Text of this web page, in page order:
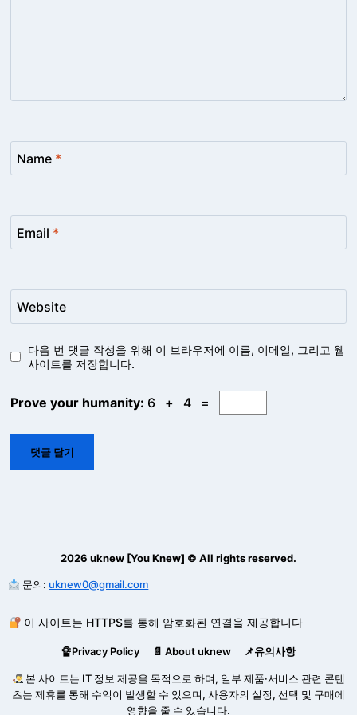
Name *
Email *
Website
다음 번 댓글 작성을 위해 이 브라우저에 이름, 이메일, 그리고 웹
사이트를 저장합니다.
Prove your humanity: 6 + 4 =
2026 uknew [You Knew] © All rights reserved.
문의: uknew0@gmail.com
이 사이트는 HTTPS를 통해 암호화된 연결을 제공합니다
🔏Privacy Policy 📄 About uknew 📌유의사항
본 사이트는 IT 정보 제공을 목적으로 하며, 일부 제품·서비스 관련 콘텐
츠는 제휴를 통해 수익이 발생할 수 있으며, 사용자의 설정, 선택 및 구매에
영향을 줄 수 있습니다.